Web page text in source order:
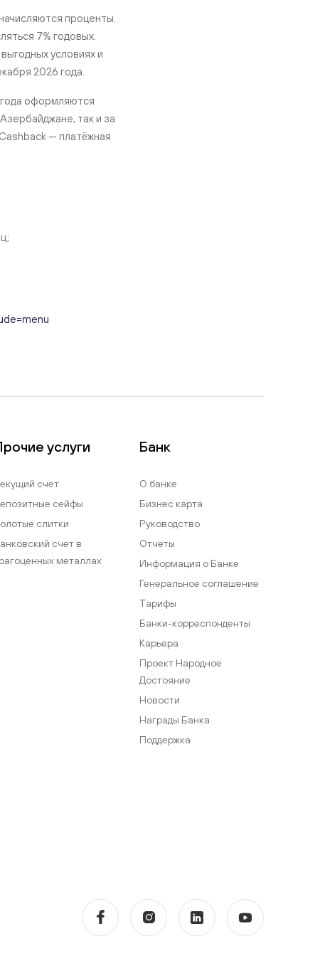
проценты.
7% годовых.
условиях и
2026 года.
оформляются
так и за
— платёжная
услуги
счет
сейфы
слитки
счет в
металлах
Банк
О банке
Бизнес карта
Руководство
Отчеты
Информация о Банке
Генеральное соглашение
Тарифы
Банки-корреспонденты
Карьера
Проект Народное
Достояние
Новости
Награды Банка
Поддержка